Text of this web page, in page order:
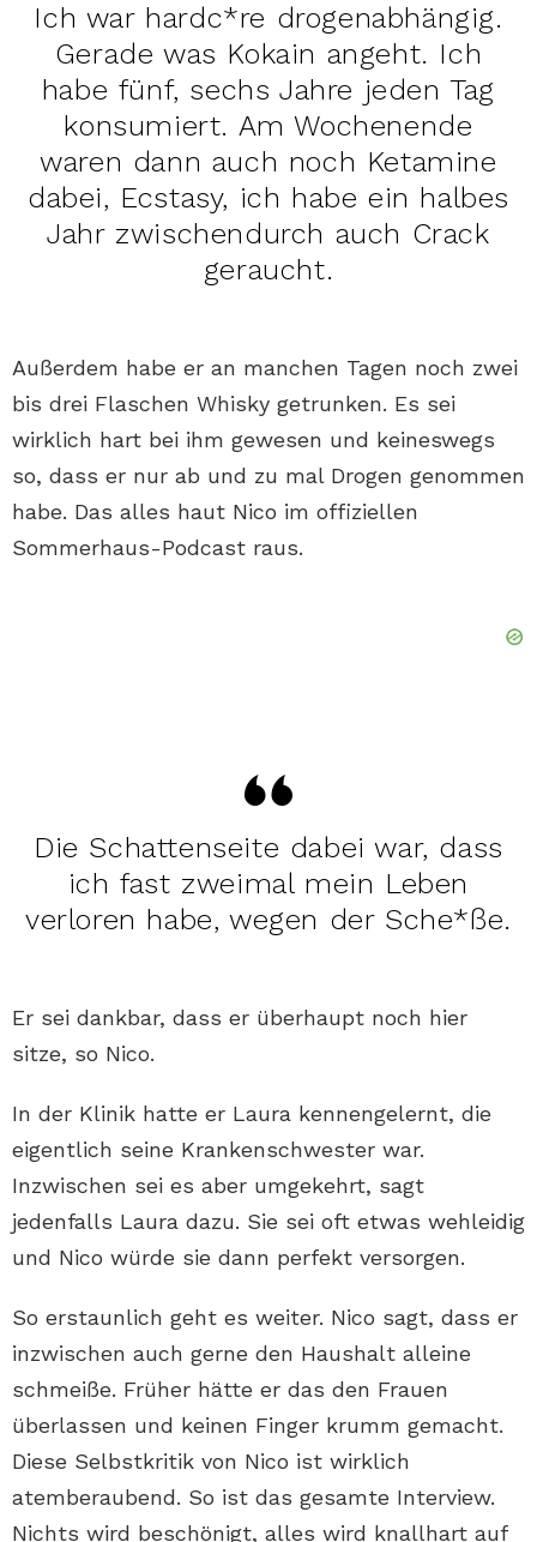
Ich war hardc*re drogenabhängig.
Gerade was Kokain angeht. Ich
habe fünf, sechs Jahre jeden Tag
konsumiert. Am Wochenende
waren dann auch noch Ketamine
dabei, Ecstasy, ich habe ein halbes
Jahr zwischendurch auch Crack
geraucht.
Außerdem habe er an manchen Tagen noch zwei
bis drei Flaschen Whisky getrunken. Es sei
wirklich hart bei ihm gewesen und keineswegs
so, dass er nur ab und zu mal Drogen genommen
habe. Das alles haut Nico im offiziellen
Sommerhaus-Podcast raus.
Die Schattenseite dabei war, dass
ich fast zweimal mein Leben
verloren habe, wegen der Sche*ße.
Er sei dankbar, dass er überhaupt noch hier
sitze, so Nico.
In der Klinik hatte er Laura kennengelernt, die
eigentlich seine Krankenschwester war.
Inzwischen sei es aber umgekehrt, sagt
jedenfalls Laura dazu. Sie sei oft etwas wehleidig
und Nico würde sie dann perfekt versorgen.
So erstaunlich geht es weiter. Nico sagt, dass er
inzwischen auch gerne den Haushalt alleine
schmeiße. Früher hätte er das den Frauen
überlassen und keinen Finger krumm gemacht.
Diese Selbstkritik von Nico ist wirklich
atemberaubend. So ist das gesamte Interview.
Nichts wird beschönigt, alles wird knallhart auf